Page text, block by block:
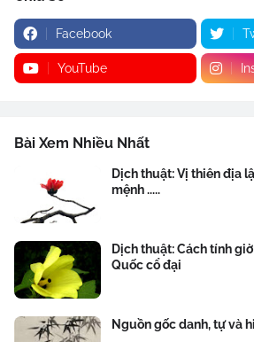
Facebook
YouTube
Bài Xem Nhiều Nhất
Dịch thuật: Vị thiên địa
mệnh .....
Dịch thuật: Cách tính
Quốc cổ đại
Nguồn gốc danh, tự và